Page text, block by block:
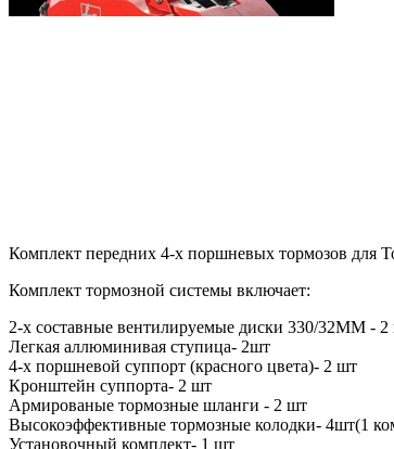
Комплект передних 4-х поршневых тормозов для
Комплект тормозной системы включает:
2-х составные вентилируемые диски 330/32MM -
Легкая аллюминивая ступица- 2шт
4-х поршневой суппорт (красного цвета)- 2 шт
Кронштейн суппорта- 2 шт
Армированые тормозные шланги - 2 шт
Высокоэффективные тормозные колодки- 4шт(1
Установочный комплект- 1 шт